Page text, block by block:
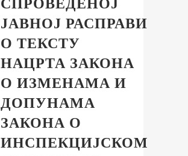
СПРОВЕДЕНОЈ
ЈАВНОЈ РАСПРАВИ
О ТЕКСТУ
НАЦРТА ЗАКОНА
О ИЗМЕНАМА И
ДОПУНАМА
ЗАКОНА О
ИНСПЕКЦИЈСКОМ